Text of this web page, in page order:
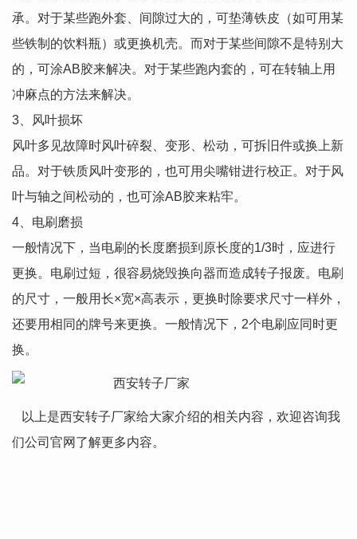
承。对于某些跑外套、间隙过大的，可垫薄铁皮（如可用某
些铁制的饮料瓶）或更换机壳。而对于某些间隙不是特别大
的，可涂AB胶来解决。对于某些跑内套的，可在转轴上用
冲麻点的方法来解决。
3、风叶损坏
风叶多见故障时风叶碎裂、变形、松动，可拆旧件或换上新
品。对于铁质风叶变形的，也可用尖嘴钳进行校正。对于风
叶与轴之间松动的，也可涂AB胶来粘牢。
4、电刷磨损
一般情况下，当电刷的长度磨损到原长度的1/3时，应进行
更换。电刷过短，很容易烧毁换向器而造成转子报废。电刷
的尺寸，一般用长×宽×高表示，更换时除要求尺寸一样外，
还要用相同的牌号来更换。一般情况下，2个电刷应同时更
换。
以上是西安转子厂家给大家介绍的相关内容，欢迎咨询我
们公司官网了解更多内容。